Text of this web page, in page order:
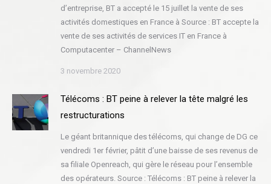
d’entreprise, BT a accepté le 15 juillet la vente de ses
activités domestiques en France à Source : BT accepte la
vente de ses activités de services IT en France à
Computacenter – ChannelNews
3 novembre 2020
Télécoms : BT peine à relever la tête malgré les
restructurations
Le géant britannique des télécoms, qui change de DG ce
vendredi 1er février, pâtit d’une baisse de ses revenus de
sa filiale Openreach, qui gère le réseau pour l’ensemble
des opérateurs. Source : Télécoms : BT peine à relever la